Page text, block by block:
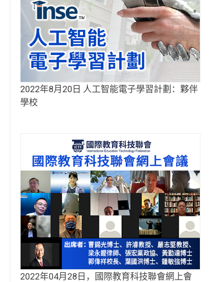
2022年8月20日 人工智能電子學習計劃：夥伴
學校
2022年04月28日，國際教育科技聯會網上會